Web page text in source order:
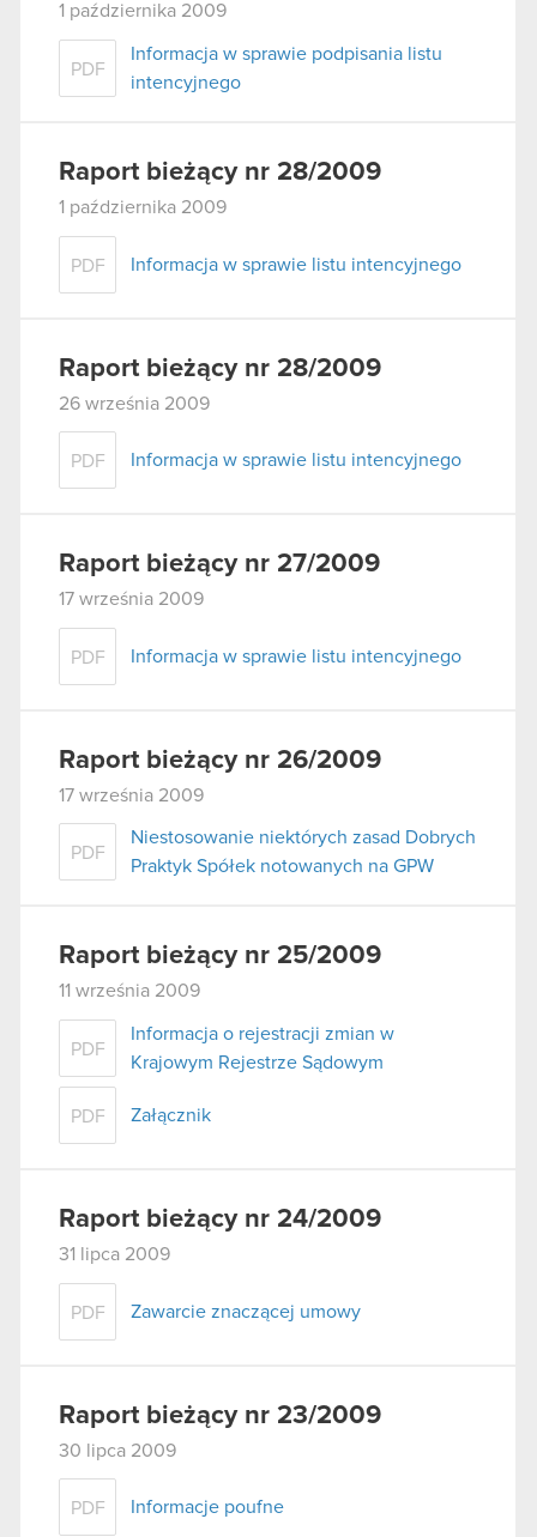
1 października 2009
PDF
Informacja w sprawie podpisania listu
intencyjnego
Raport bieżący nr 28/2009
1 października 2009
PDF Informacja w sprawie listu intencyjnego
Raport bieżący nr 28/2009
26 września 2009
PDF Informacja w sprawie listu intencyjnego
Raport bieżący nr 27/2009
17 września 2009
PDF Informacja w sprawie listu intencyjnego
Raport bieżący nr 26/2009
17 września 2009
PDF
Niestosowanie niektórych zasad Dobrych
Praktyk Spółek notowanych na GPW
Raport bieżący nr 25/2009
11 września 2009
PDF
Informacja o rejestracji zmian w
Krajowym Rejestrze Sądowym
PDF Załącznik
Raport bieżący nr 24/2009
31 lipca 2009
PDF Zawarcie znaczącej umowy
Raport bieżący nr 23/2009
30 lipca 2009
PDF Informacje poufne